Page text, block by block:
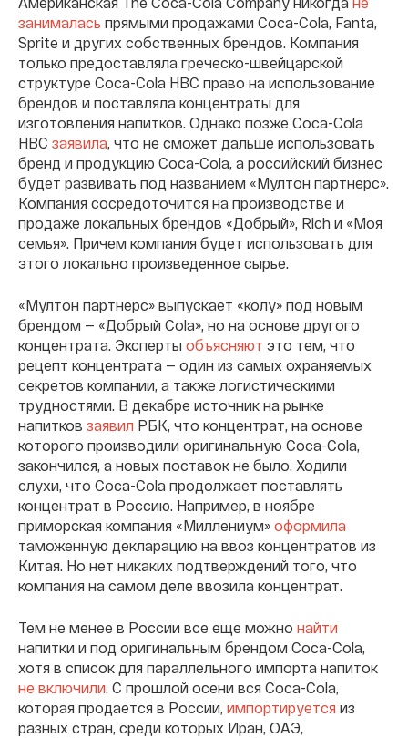
занималась прямыми продажами Coca-Cola, Fanta,
Sprite и других собственных брендов. Компания
только предоставляла греческо-швейцарской
структуре Coca-Cola HBC право на использование
брендов и поставляла концентраты для
изготовления напитков. Однако позже Coca-Cola
HBC заявила, что не сможет дальше использовать
бренд и продукцию Coca-Cola, а российский бизнес
будет развивать под названием «Мултон партнерс».
Компания сосредоточится на производстве и
продаже локальных брендов «Добрый», Rich и «Моя
семья». Причем компания будет использовать для
этого локально произведенное сырье.
«Мултон партнерс» выпускает «колу» под новым
брендом — «Добрый Cola», но на основе другого
концентрата. Эксперты объясняют это тем, что
рецепт концентрата — один из самых охраняемых
секретов компании, а также логистическими
трудностями. В декабре источник на рынке
напитков заявил РБК, что концентрат, на основе
которого производили оригинальную Coca-Cola,
закончился, а новых поставок не было. Ходили
слухи, что Coca-Cola продолжает поставлять
концентрат в Россию. Например, в ноябре
приморская компания «Миллениум» оформила
таможенную декларацию на ввоз концентратов из
Китая. Но нет никаких подтверждений того, что
компания на самом деле ввозила концентрат.
Тем не менее в России все еще можно найти
напитки и под оригинальным брендом Coca-Cola,
хотя в список для параллельного импорта напиток
не включили. С прошлой осени вся Coca-Cola,
которая продается в России, импортируется из
разных стран, среди которых Иран, ОАЭ,